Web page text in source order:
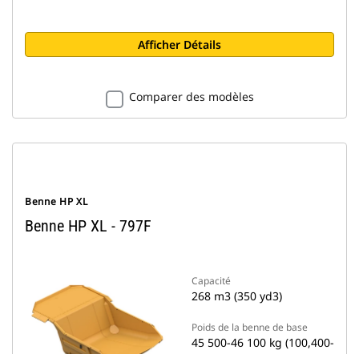
Afficher Détails
Comparer des modèles
Benne HP XL
Benne HP XL - 797F
Capacité
268 m3 (350 yd3)
Poids de la benne de base
45 500-46 100 kg (100,400-